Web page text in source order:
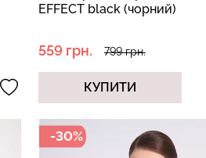
EFFECT black (чорний)
559 грн. 799 грн.
КУПИТИ
-30%